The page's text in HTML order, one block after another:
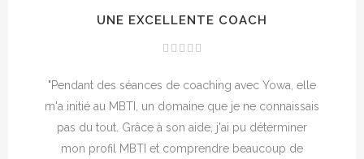
UNE EXCELLENTE COACH
"Pendant des séances de coaching avec Yowa, elle
m'a initié au MBTI, un domaine que je ne connaissais
pas du tout. Grâce à son aide, j'ai pu déterminer
mon profil MBTI et comprendre beaucoup de